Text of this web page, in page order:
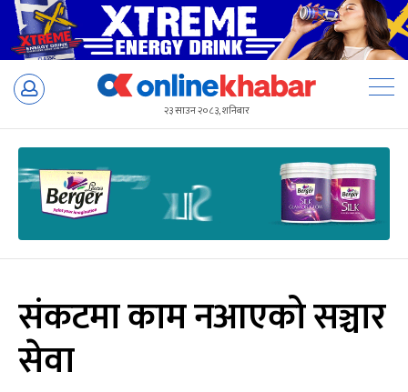
Skip
२३ साउन २०८३, शनिबार
संकटमा काम नआएको सञ्चार
सेवा